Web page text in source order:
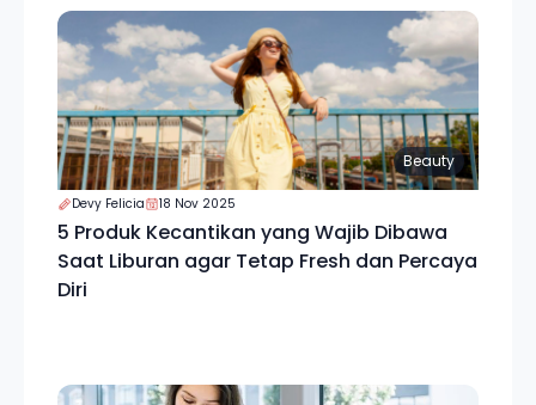
Beauty
Devy Felicia 18 Nov 2025
5 Produk Kecantikan yang Wajib Dibawa
Saat Liburan agar Tetap Fresh dan Percaya
Diri